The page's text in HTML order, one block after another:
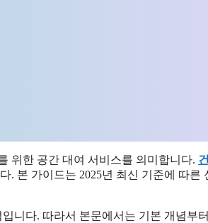
위한 공간 대여 서비스를 의미합니다.
. 본 가이드는 2025년 최신 기준에 따른
니다. 따라서 본문에서는 기본 개념부